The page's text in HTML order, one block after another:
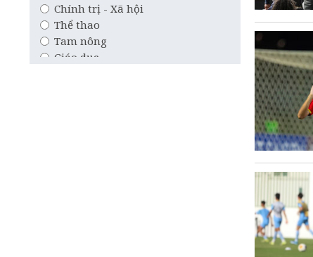
Chính trị - Xã hội
Thể thao
Tam nông
Giáo dục